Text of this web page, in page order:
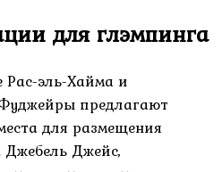
для глэмпинга
эль-Хайма и
предлагают
для размещения
Джебель Джейс,